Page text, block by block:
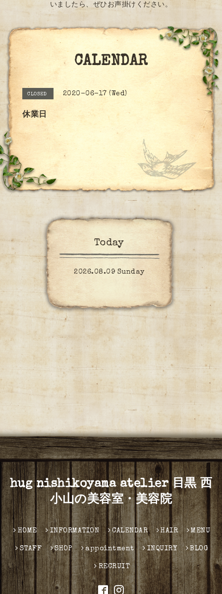
いましたら、ぜひお声掛けください。
CALENDAR
CLOSED 2020-06-17 (Wed)
休業日
Today
2026.08.09 Sunday
hug nishikoyama atelier 目黒 西
小山の美容室・美容院
HOME INFORMATION CALENDAR HAIR MENU
STAFF SHOP appointment INQUIRY BLOG
RECRUIT